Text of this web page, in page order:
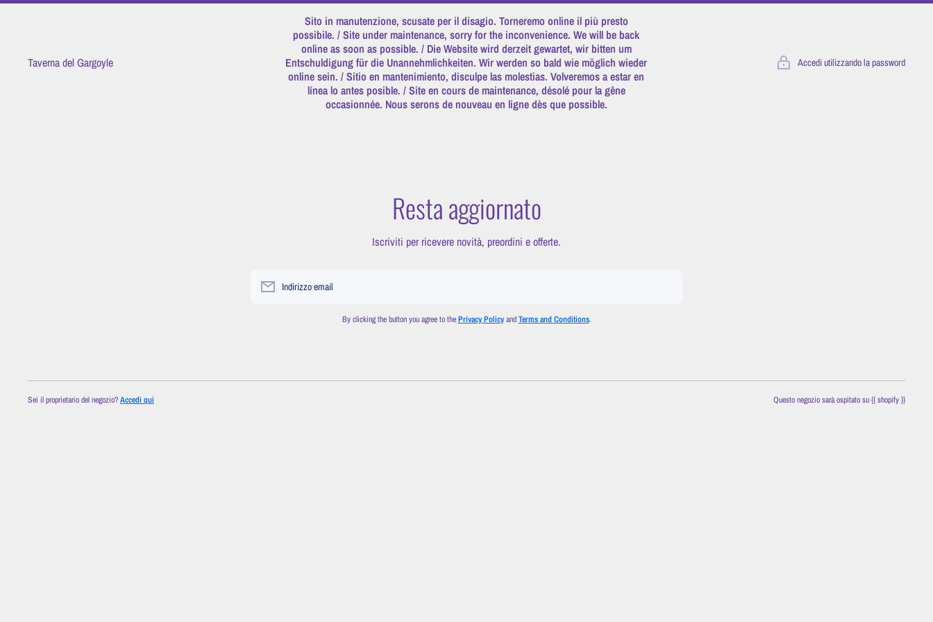
Vai direttamente ai contenuti
Taverna del Gargoyle
Sito in manutenzione, scusate per il disagio. Torneremo online il più presto
possibile. / Site under maintenance, sorry for the inconvenience. We will be back
online as soon as possible. / Die Website wird derzeit gewartet, wir bitten um
Entschuldigung für die Unannehmlichkeiten. Wir werden so bald wie möglich wieder
online sein. / Sitio en mantenimiento, disculpe las molestias. Volveremos a estar en
línea lo antes posible. / Site en cours de maintenance, désolé pour la gêne
occasionnée. Nous serons de nouveau en ligne dès que possible.
Accedi utilizzando la password
Resta aggiornato
Iscriviti per ricevere novità, preordini e offerte.
Indirizzo email
By clicking the button you agree to thePrivacy PolicyandTerms and Conditions.
Sei il proprietario del negozio?Accedi qui Questo negozio sarà ospitato su {{ shopify }}